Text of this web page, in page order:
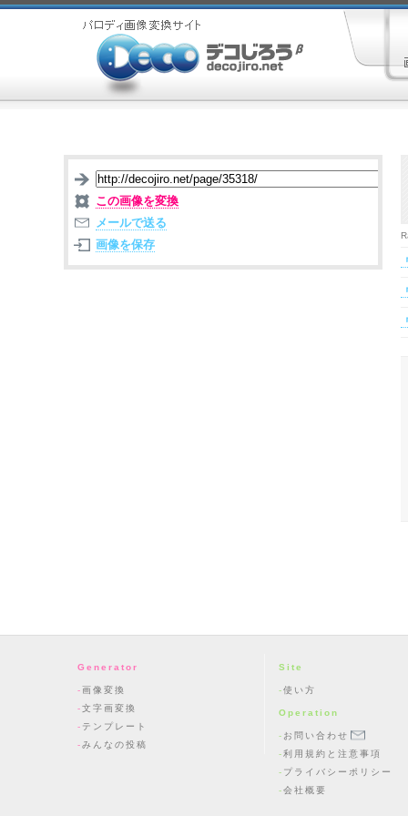
この画像を変換
メールで送る
画像を保存
Generator
画像変換
文字画変換
テンプレート
みんなの投稿
Site
使い方
Operation
お問い合わせ
利用規約と注意事項
プライバシーポリシー
会社概要